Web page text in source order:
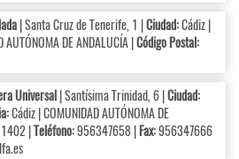
| Santa Cruz de Tenerife, 1 |Ciudad:Cádiz |
AUTÓNOMA DE ANDALUCÍA |Código Postal:
Universal| Santísima Trinidad, 6 |Ciudad:
Cádiz | COMUNIDAD AUTÓNOMA DE
|Teléfono:956347658 |Fax:956347666